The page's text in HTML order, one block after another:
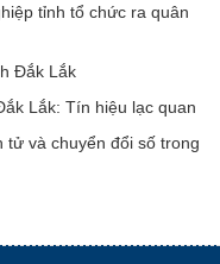
tỉnh tổ chức ra quân
Đắk Lắk
Lắk: Tín hiệu lạc quan
và chuyển đổi số trong